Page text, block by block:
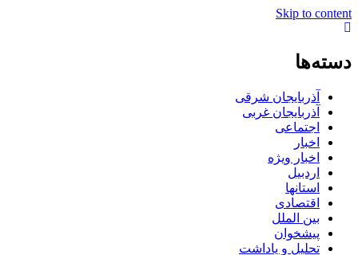
Skip to content
دسته‌ها
آذربایجان شرقی
آذربایجان غربی
اجتماعی
اخبار
اخبار ویژه
اردبیل
استانها
اقتصادی
بین الملل
پیشخوان
تحلیل و یاداشت